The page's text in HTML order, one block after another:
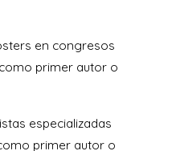
en congresos
primer autor o
especializadas
primer autor o